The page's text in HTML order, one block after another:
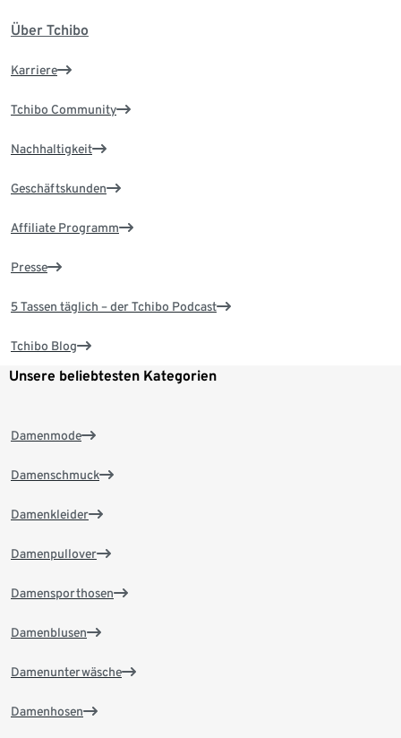
Über Tchibo
Karriere
Tchibo Community
Nachhaltigkeit
Geschäftskunden
Affiliate Programm
Presse
5 Tassen täglich – der Tchibo Podcast
Tchibo Blog
Unsere beliebtesten Kategorien
Damenmode
Damenschmuck
Damenkleider
Damenpullover
Damensporthosen
Damenblusen
Damenunterwäsche
Damenhosen